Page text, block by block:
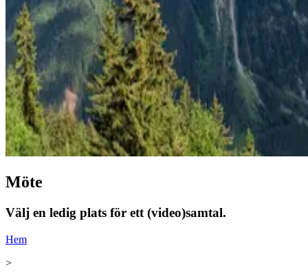
Möte
Välj en ledig plats för ett (video)samtal.
Hem
>